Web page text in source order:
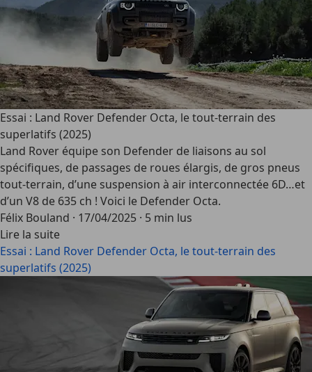
Essai : Land Rover Defender Octa, le tout-terrain des
superlatifs (2025)
Land Rover équipe son Defender de liaisons au sol
spécifiques, de passages de roues élargis, de gros pneus
tout-terrain, d’une suspension à air interconnectée 6D…et
d’un V8 de 635 ch ! Voici le Defender Octa.
Félix Bouland · 17/04/2025 · 5 min lus
Lire la suite
Essai : Land Rover Defender Octa, le tout-terrain des
superlatifs (2025)